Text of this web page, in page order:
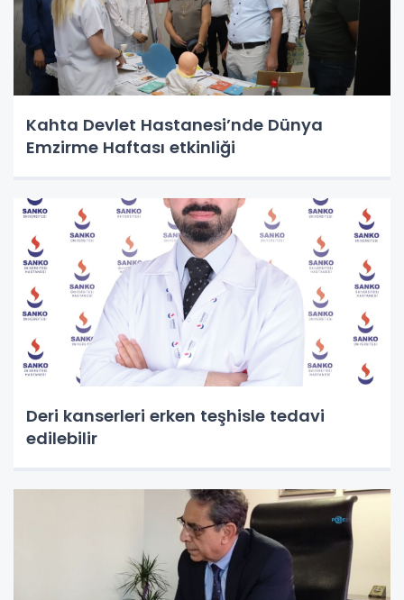
Kahta Devlet Hastanesi’nde Dünya
Emzirme Haftası etkinliği
Deri kanserleri erken teşhisle tedavi
edilebilir